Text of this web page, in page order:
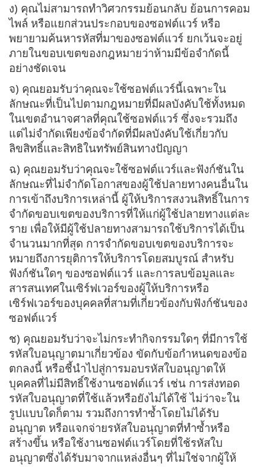
ง) คุณไม่สามารถทำวิศวกรรมย้อนกลับ ย้อนการคอม
ไพล์ หรือแยกส่วนประกอบของซอฟต์แวร์ หรือ
พยายามค้นหารหัสที่มาของซอฟต์แวร์ ยกเว้นจะอยู่
ภายในขอบเขตของกฎหมายว่าห้ามมีข้อจำกัดนี้
อย่างชัดเจน
จ) คุณยอมรับว่าคุณจะใช้ซอฟต์แวร์นี้เฉพาะใน
ลักษณะที่เป็นไปตามกฎหมายที่มีผลบังคับใช้ทั้งหมด
ในเขตอำนาจศาลที่คุณใช้ซอฟต์แวร์ ซึ่งจะรวมถึง
แต่ไม่จำกัดเพียงข้อจำกัดที่มีผลบังคับใช้เกี่ยวกับ
ลิขสิทธิ์และสิทธิในทรัพย์สินทางปัญญา
ฉ) คุณยอมรับว่าคุณจะใช้ซอฟต์แวร์และฟังก์ชันใน
ลักษณะที่ไม่จำกัดโอกาสของผู้ใช้ปลายทางคนอื่นใน
การเข้าถึงบริการเหล่านี้ ผู้ให้บริการสงวนสิทธิ์ในการ
จำกัดขอบเขตของบริการที่ให้แก่ผู้ใช้ปลายทางแต่ละ
ราย เพื่อให้มีผู้ใช้ปลายทางสามารถใช้บริการได้เป็น
จำนวนมากที่สุด การจำกัดขอบเขตของบริการจะ
หมายถึงการยุติการให้บริการโดยสมบูรณ์ สำหรับ
ฟังก์ชันใดๆ ของซอฟต์แวร์ และการลบข้อมูลและ
สารสนเทศในเซิร์ฟเวอร์ของผู้ให้บริการหรือ
เซิร์ฟเวอร์ของบุคคลที่สามที่เกี่ยวข้องกับฟังก์ชันของ
ซอฟต์แวร์
ช) คุณยอมรับว่าจะไม่กระทำกิจกรรมใดๆ ที่มีการใช้
รหัสใบอนุญาตมาเกี่ยวข้อง ขัดกับข้อกำหนดของข้อ
ตกลงนี้ หรือชี้นำไปสู่การมอบรหัสใบอนุญาตให้
บุคคลที่ไม่มีสิทธิ์ใช้งานซอฟต์แวร์ เช่น การส่งทอด
รหัสใบอนุญาตที่ใช้แล้วหรือยังไม่ได้ใช้ ไม่ว่าจะใน
รูปแบบใดก็ตาม รวมถึงการทำซ้ำโดยไม่ได้รับ
อนุญาต หรือแจกจ่ายรหัสใบอนุญาตที่ทำซ้ำหรือ
สร้างขึ้น หรือใช้งานซอฟต์แวร์โดยที่ใช้รหัสใบ
อนุญาตซึ่งได้รับมาจากแหล่งอื่นๆ ที่ไม่ใช่จากผู้ให้